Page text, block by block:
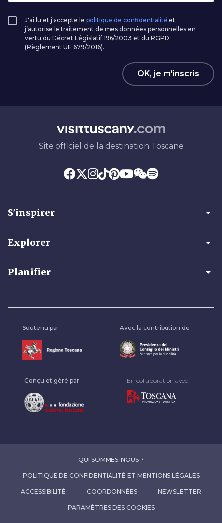
J'ai lu et j'accepte le politique de confidentialité et
j’autorise le traitement de mes données personnelles en
vertu du Décret Législatif 196/2003 et du RGPD
(Règlement UE 679/2016).
OK, je m'inscris
Site officiel de la destination Toscane
S'inspirer arrow_drop_down
Explorer arrow_drop_down
Planifier arrow_drop_down
Soutenu par Avec la contribution de
Conçu et géré par En collaboration avec
QUI SOMMES-NOUS ?
POLITIQUE DE CONFIDENTIALITÉ ET MENTIONS LÉGALES
ACCESSIBILITÉ COORDONNÉES NEWSLETTER
PARAMÈTRES DES COOKIES